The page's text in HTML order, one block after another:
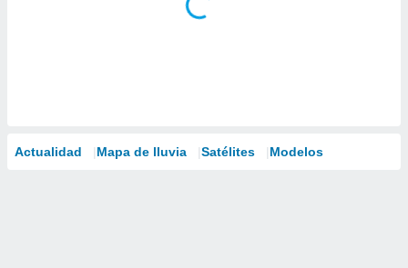
Actualidad Mapa de lluvia Satélites Modelos